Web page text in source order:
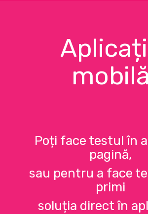
mobilă
Poți face testul în
pagină,
sau pentru a face
primi
soluția direct în